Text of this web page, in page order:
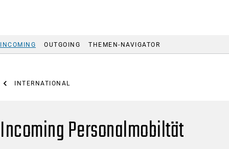
INCOMING OUTGOING THEMEN-NAVIGATOR
INTERNATIONAL
Incoming Personalmobiltät